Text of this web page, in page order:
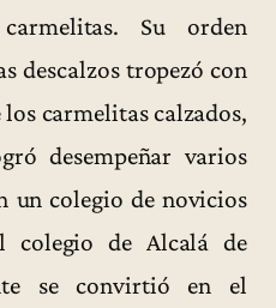
Su orden
descalzos tropezó con
carmelitas calzados,
desempeñar varios
un colegio de novicios
colegio de Alcalá de
se convirtió en el